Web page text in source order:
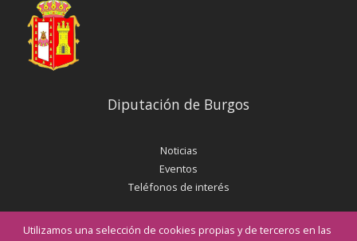
Utilizamos una selección de cookies propias y de terceros en las
Diputación de Burgos
Noticias
Eventos
Teléfonos de interés
INICIAR SESIÓN